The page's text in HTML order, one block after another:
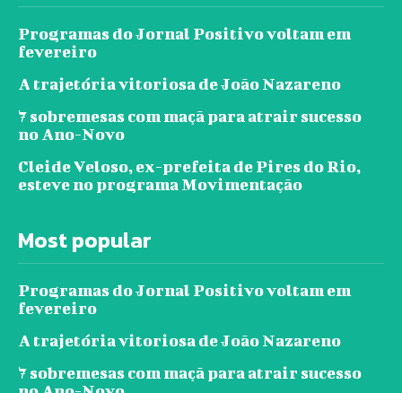
Programas do Jornal Positivo voltam em
fevereiro
A trajetória vitoriosa de João Nazareno
7 sobremesas com maçã para atrair sucesso
no Ano-Novo
Cleide Veloso, ex-prefeita de Pires do Rio,
esteve no programa Movimentação
Most popular
Programas do Jornal Positivo voltam em
fevereiro
A trajetória vitoriosa de João Nazareno
7 sobremesas com maçã para atrair sucesso